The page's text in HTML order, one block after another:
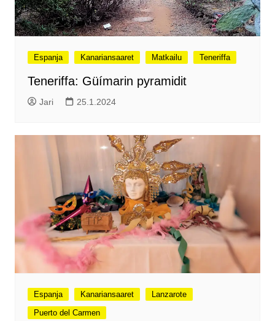
Espanja Kanariansaaret Matkailu Teneriffa
Teneriffa: Güímarin pyramidit
Jari 25.1.2024
Espanja Kanariansaaret
Lanzarote
Puerto del Carmen